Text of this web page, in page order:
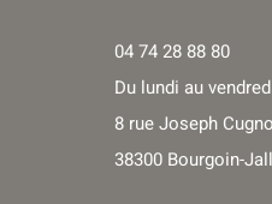
04 74 28 88 80
Du lundi au
8 rue Joseph
38300 Bourgoin-